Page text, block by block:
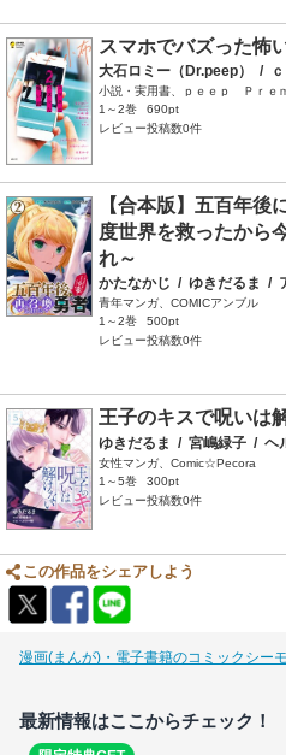
スマホでバズった怖
大石ロミー（Dr.peep） /
小説・実用書、ｐｅｅｐ Ｐｒｅ
1～2巻
690pt
レビュー投稿数0件
【合本版】五百年
度世界を救ったから
れ～
かたなかじ / ゆきだるま /
青年マンガ、COMICアンブル
1～2巻
500pt
レビュー投稿数0件
王子のキスで呪いは
ゆきだるま / 宮嶋緑子 / ヘ
女性マンガ、Comic☆Pecora
1～5巻
300pt
レビュー投稿数0件
この作品をシェアしよう
漫画(まんが)・電子書籍のコミックシー
最新情報はここからチェック！